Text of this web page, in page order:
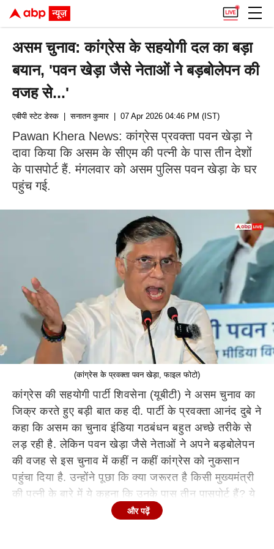
असम चुनाव: कांग्रेस के सहयोगी दल का बड़ा
बयान, 'पवन खेड़ा जैसे नेताओं ने बड़बोलेपन की
वजह से...'
एबीपी स्टेट डेस्क | सनातन कुमार | 07 Apr 2026 04:46 PM (IST)
Pawan Khera News: कांग्रेस प्रवक्ता पवन खेड़ा ने
दावा किया कि असम के सीएम की पत्नी के पास तीन देशों
के पासपोर्ट हैं. मंगलवार को असम पुलिस पवन खेड़ा के घर
पहुंच गई.
(कांग्रेस के प्रवक्ता पवन खेड़ा, फाइल फोटो)
कांग्रेस की सहयोगी पार्टी शिवसेना (यूबीटी) ने असम चुनाव का
जिक्र करते हुए बड़ी बात कह दी. पार्टी के प्रवक्ता आनंद दुबे ने
कहा कि असम का चुनाव इंडिया गठबंधन बहुत अच्छे तरीके से
लड़ रही है. लेकिन पवन खेड़ा जैसे नेताओं ने अपने बड़बोलेपन
की वजह से इस चुनाव में कहीं न कहीं कांग्रेस को नुकसान
पहुंचा दिया है. उन्होंने पूछा कि क्या जरूरत है किसी मुख्यमंत्री
की पत्नी के बारे में ये कहना कि उनके पास तीन पासपोर्ट हैं? ये
तो हो ही नहीं सकता. इस देश के नागरिक के पास एक ही भारत
और पढ़ें